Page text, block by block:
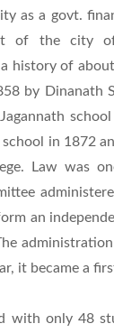
as a govt.
of the city of
history of
by Dinanath
in 1872
Law was
an
it became a
with only 48